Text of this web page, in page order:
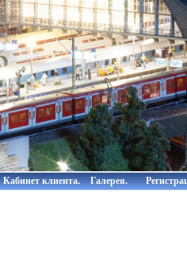
Кабинет клиента. Галерея.